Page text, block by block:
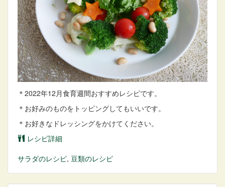
＊2022年12月食育週間おすすめレシピです。
＊お好みのものをトッピングしてもいいです。
＊お好きなドレッシングをかけてください。
レシピ詳細
サラダのレシピ, 豆類のレシピ